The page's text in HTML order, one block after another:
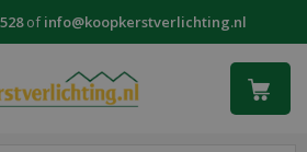
ofinfo@koopkerstverlichting.nl